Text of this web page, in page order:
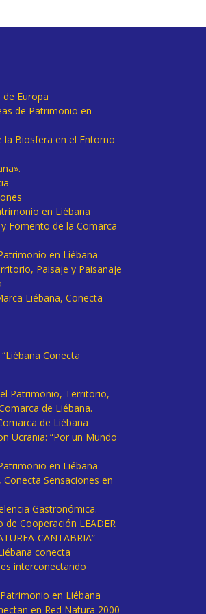
Europa
de Patrimonio en
la Biosfera en el Entorno
en Liébana
Fomento de la Comarca
en Liébana
Paisaje y Paisanaje
Liébana, Conecta
Conecta
Patrimonio, Territorio,
de Liébana.
de Liébana
Ucrania: “Por un Mundo
en Liébana
Sensaciones en
Gastronómica.
Cooperación LEADER
CANTABRIA”
conecta
interconectando
en Liébana
en Red Natura 2000